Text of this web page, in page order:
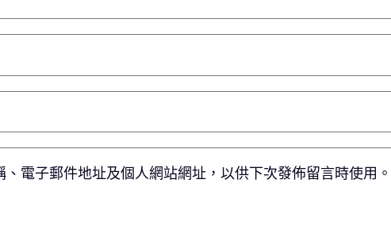
、電子郵件地址及個人網站網址，以供下次發佈留言時使用。